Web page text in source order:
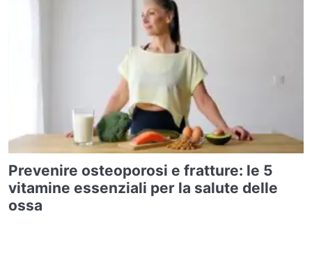
Prevenire osteoporosi e fratture: le 5
vitamine essenziali per la salute delle
ossa